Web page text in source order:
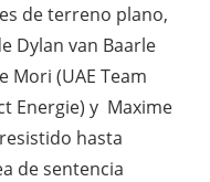
de terreno plano,
Dylan van Baarle
Mori (UAE Team
Energie) y Maxime
hasta
de sentencia